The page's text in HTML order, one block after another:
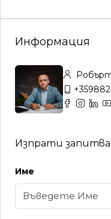
Информация
Изпрати
Име